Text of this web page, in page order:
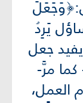
رُبَّ تساؤل يَرِدُ
جعل
كما مرَّ-
العمل،